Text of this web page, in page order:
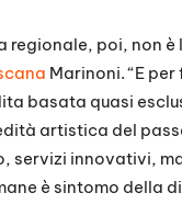
regionale, poi, non
Marinoni. “E
basata quasi
artistica del
servizi innovativi,
è sintomo della